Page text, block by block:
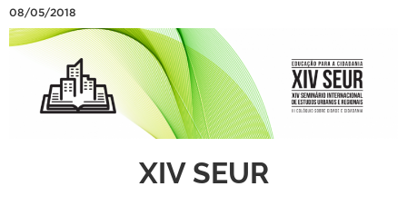
08/05/2018
XIV SEUR